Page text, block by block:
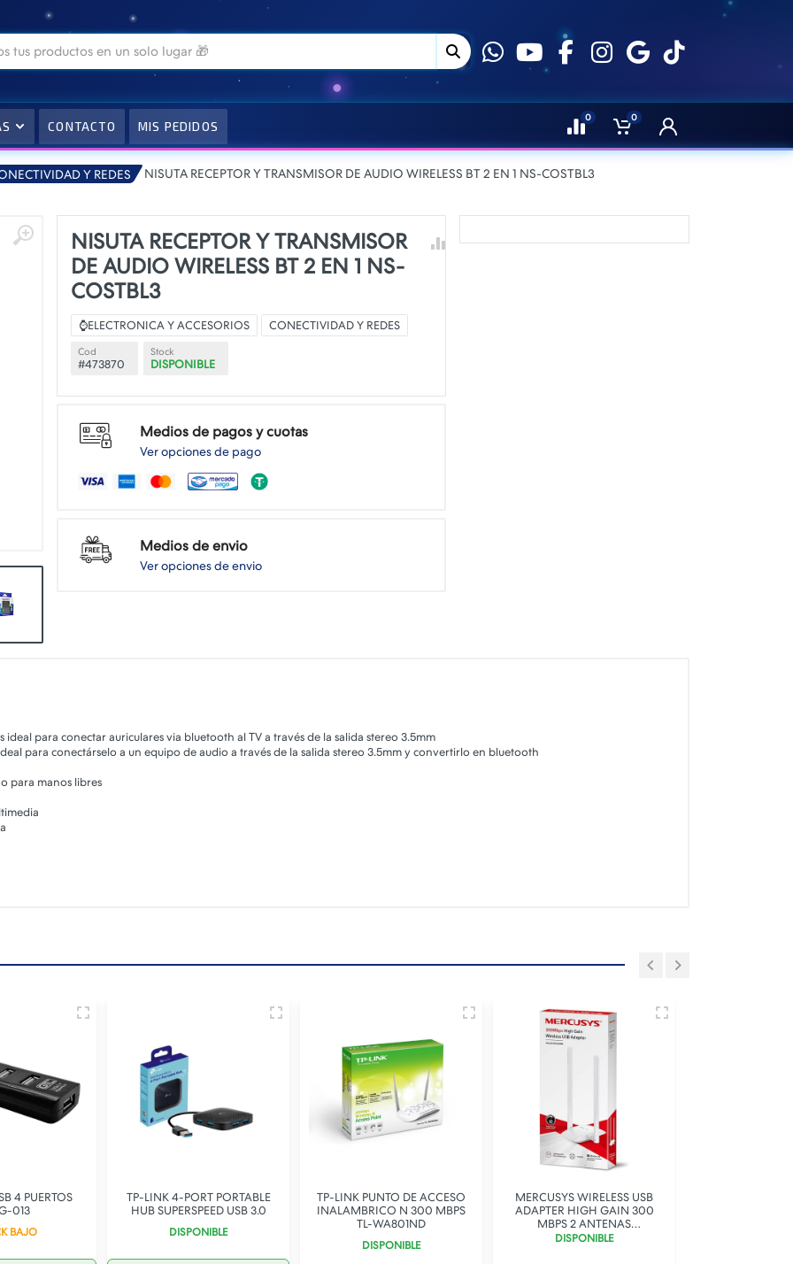
CONTACTO MIS PEDIDOS
0 0
Y REDES NISUTA RECEPTOR Y TRANSMISOR DE AUDIO WIRELESS BT 2 EN 1 NS-COSTBL3
NISUTA RECEPTOR Y TRANSMISOR
DE AUDIO WIRELESS BT 2 EN 1 NS-
COSTBL3
⌚ELECTRONICA Y ACCESORIOS CONECTIVIDAD Y REDES
Cod
#473870
Stock
DISPONIBLE
Medios de pagos y cuotas
Ver opciones de pago
Medios de envio
Ver opciones de envio
para conectar auriculares via bluetooth al TV a través de la salida stereo 3.5mm
para conectárselo a un equipo de audio a través de la salida stereo 3.5mm y convertirlo en bluetooth
para manos libres
4 PUERTOS
013
BAJO
TP-LINK 4-PORT PORTABLE
HUB SUPERSPEED USB 3.0
DISPONIBLE
TP-LINK PUNTO DE ACCESO
INALAMBRICO N 300 MBPS
TL-WA801ND
DISPONIBLE
MERCUSYS WIRELESS USB
ADAPTER HIGH GAIN 300
MBPS 2 ANTENAS
MW300UH
DISPONIBLE